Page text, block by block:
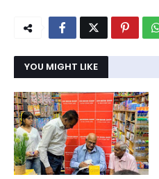
YOU MIGHT LIKE